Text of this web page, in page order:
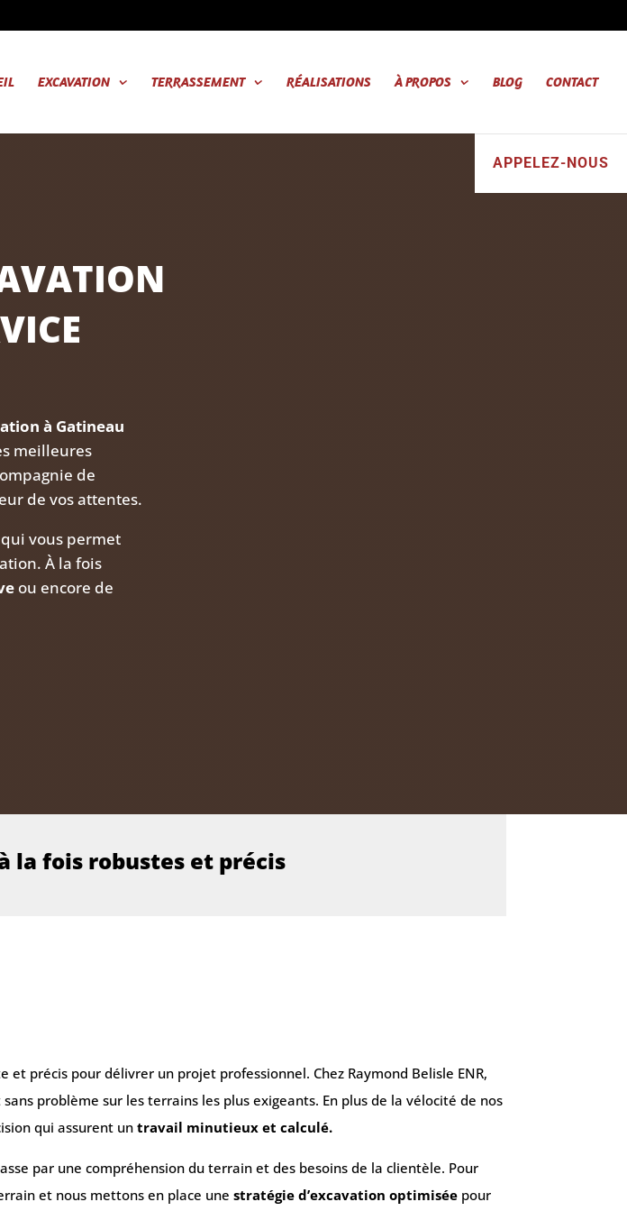
EXCAVATION TERRASSEMENT RÉALISATIONS À PROPOS BLOG CONTACT
APPELEZ-NOUS
à Gatineau
meilleures
de
de vos attentes.
vous permet
À la fois
ou encore de
la fois robustes et précis
précis pour délivrer un projet professionnel. Chez Raymond Belisle ENR,
problème sur les terrains les plus exigeants. En plus de la vélocité de nos
qui assurent untravail minutieux et calculé.
par une compréhension du terrain et des besoins de la clientèle. Pour
et nous mettons en place unestratégie d’excavation optimisée pour